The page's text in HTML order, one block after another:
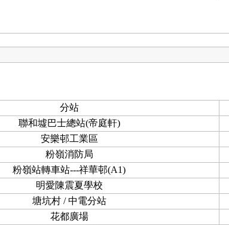
分站
聯和墟巴士總站(帝庭軒)
安樂邨工業區
粉嶺消防局
粉嶺站轉車站---祥華邨(A1)
明愛陳震夏學校
塘坑村 / 中電分站
花都廣場